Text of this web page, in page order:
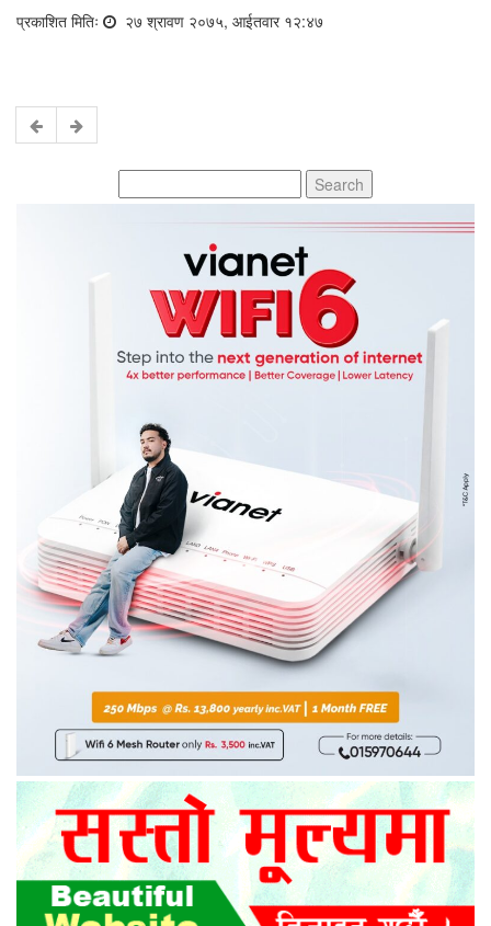
प्रकाशित मितिः २७ श्रावण २०७५, आईतवार १२:४७
for: